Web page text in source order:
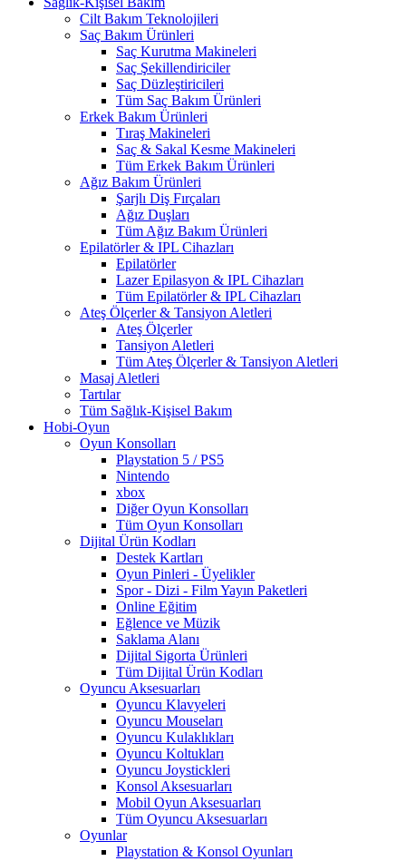
Cilt Bakım Teknolojileri
Saç Bakım Ürünleri
Saç Kurutma Makineleri
Saç Şekillendiriciler
Saç Düzleştiricileri
Tüm Saç Bakım Ürünleri
Erkek Bakım Ürünleri
Tıraş Makineleri
Saç & Sakal Kesme Makineleri
Tüm Erkek Bakım Ürünleri
Ağız Bakım Ürünleri
Şarjlı Diş Fırçaları
Ağız Duşları
Tüm Ağız Bakım Ürünleri
Epilatörler & IPL Cihazları
Epilatörler
Lazer Epilasyon & IPL Cihazları
Tüm Epilatörler & IPL Cihazları
Ateş Ölçerler & Tansiyon Aletleri
Ateş Ölçerler
Tansiyon Aletleri
Tüm Ateş Ölçerler & Tansiyon Aletleri
Masaj Aletleri
Tartılar
Tüm Sağlık-Kişisel Bakım
Hobi-Oyun
Oyun Konsolları
Playstation 5 / PS5
Nintendo
xbox
Diğer Oyun Konsolları
Tüm Oyun Konsolları
Dijital Ürün Kodları
Destek Kartları
Oyun Pinleri - Üyelikler
Spor - Dizi - Film Yayın Paketleri
Online Eğitim
Eğlence ve Müzik
Saklama Alanı
Dijital Sigorta Ürünleri
Tüm Dijital Ürün Kodları
Oyuncu Aksesuarları
Oyuncu Klavyeleri
Oyuncu Mouseları
Oyuncu Kulaklıkları
Oyuncu Koltukları
Oyuncu Joystickleri
Konsol Aksesuarları
Mobil Oyun Aksesuarları
Tüm Oyuncu Aksesuarları
Oyunlar
Playstation & Konsol Oyunları